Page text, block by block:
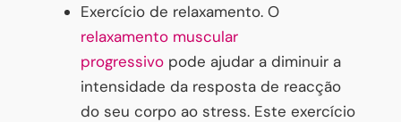
Exercício de relaxamento. O
relaxamento muscular
progressivo pode ajudar a diminuir a
intensidade da resposta de reacção
do seu corpo ao stress. Este exercício